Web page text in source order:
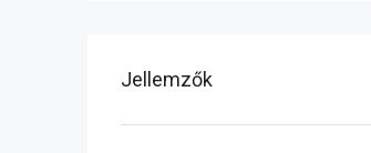
Jellemzők